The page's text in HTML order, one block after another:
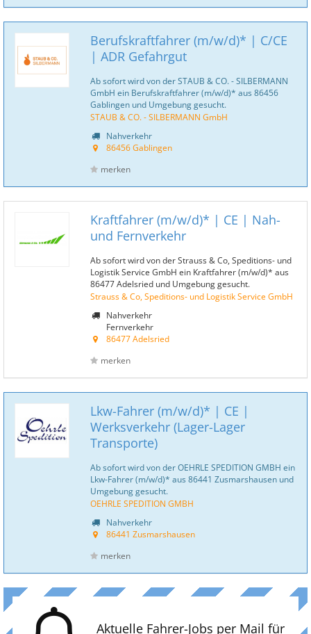
Berufskraftfahrer (m/w/d)* | C/CE
| ADR Gefahrgut
Ab sofort wird von der STAUB & CO. - SILBERMANN
GmbH ein Berufskraftfahrer (m/w/d)* aus 86456
Gablingen und Umgebung gesucht.
STAUB & CO. - SILBERMANN GmbH
Nahverkehr
86456 Gablingen
merken
Kraftfahrer (m/w/d)* | CE | Nah-
und Fernverkehr
Ab sofort wird von der Strauss & Co, Speditions- und
Logistik Service GmbH ein Kraftfahrer (m/w/d)* aus
86477 Adelsried und Umgebung gesucht.
Strauss & Co, Speditions- und Logistik Service GmbH
Nahverkehr
Fernverkehr
86477 Adelsried
merken
Lkw-Fahrer (m/w/d)* | CE |
Werksverkehr (Lager-Lager
Transporte)
Ab sofort wird von der OEHRLE SPEDITION GMBH ein
Lkw-Fahrer (m/w/d)* aus 86441 Zusmarshausen und
Umgebung gesucht.
OEHRLE SPEDITION GMBH
Nahverkehr
86441 Zusmarshausen
merken
Aktuelle Fahrer-Jobs per Mail für